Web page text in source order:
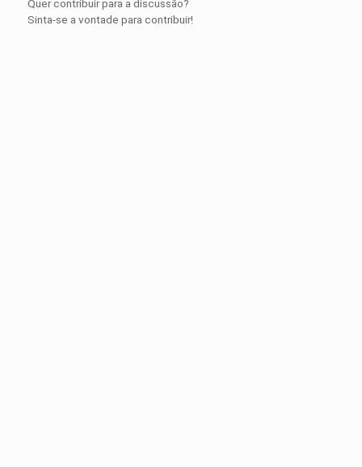
Quer contribuir para a discussão?
Sinta-se a vontade para contribuir!